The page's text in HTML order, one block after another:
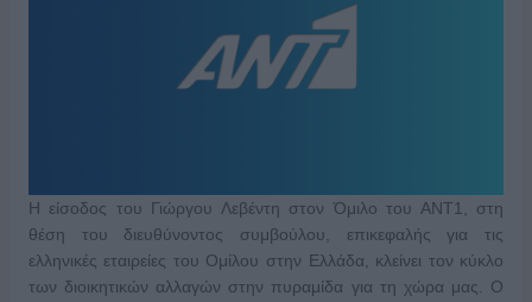
Η είσοδος του Γιώργου Λεβέντη στον Όμιλο του ΑΝΤ1, στη
θέση του διευθύνοντος συμβούλου, επικεφαλής για τις
ελληνικές εταιρείες του Ομίλου στην Ελλάδα, κλείνει τον κύκλο
των διοικητικών αλλαγών στην πυραμίδα για τη χώρα μας. Ο